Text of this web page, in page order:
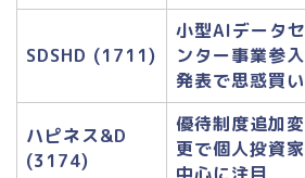
SDSHD (1711)
小型AIデータセ
ンター事業参入
発表で思惑買い
ハピネス&D
(3174)
優待制度追加変
更で個人投資家